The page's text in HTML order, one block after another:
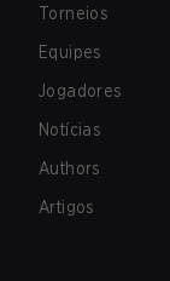
Torneios
Equipes
Jogadores
Notícias
Authors
Artigos